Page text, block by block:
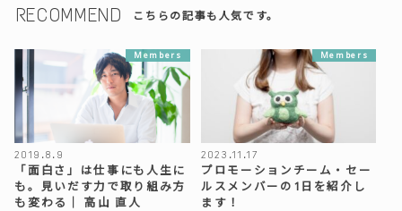
RECOMMEND こちらの記事も人気です。
Members
2019.8.9
「面白さ」は仕事にも人生に
も。見いだす力で取り組み方
も変わる｜ 高山 直人
Members
2023.11.17
プロモーションチーム・セー
ルスメンバーの1日を紹介し
ます！